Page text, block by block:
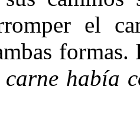
el
había